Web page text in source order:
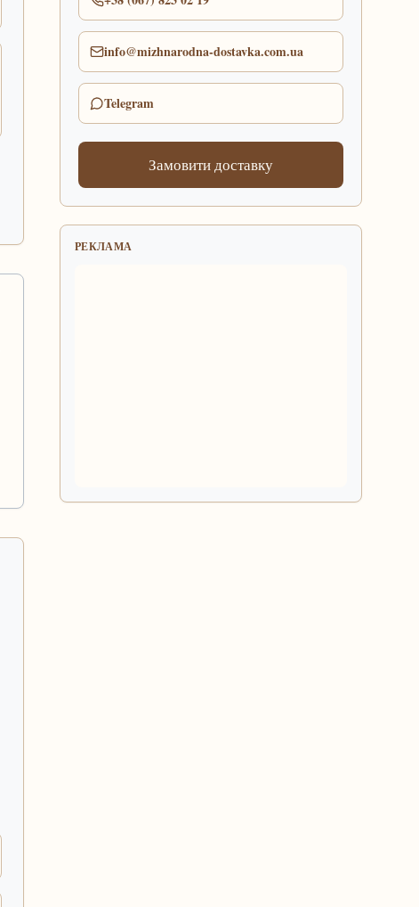
info@mizhnarodna-dostavka.com.ua
Telegram
Замовити доставку
РЕКЛАМА